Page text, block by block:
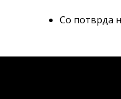
Со потврда